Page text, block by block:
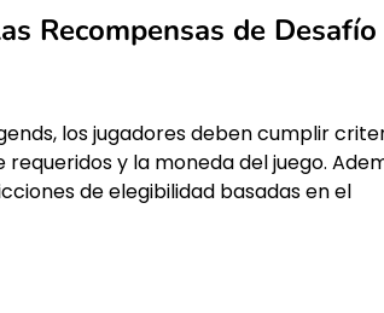
Recompensas de Desafío
los jugadores deben cumplir
y la moneda del juego.
de elegibilidad basadas en el